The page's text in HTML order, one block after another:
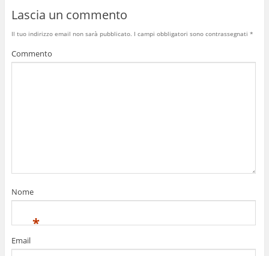
Lascia un commento
Il tuo indirizzo email non sarà pubblicato. I campi obbligatori sono contrassegnati *
Commento
Nome
*
Email